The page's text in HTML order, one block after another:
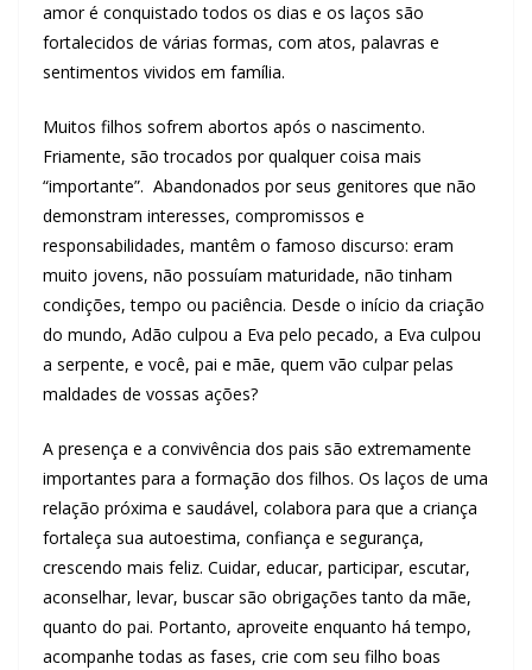
amor é conquistado todos os dias e os laços são
fortalecidos de várias formas, com atos, palavras e
sentimentos vividos em família.
Muitos filhos sofrem abortos após o nascimento.
Friamente, são trocados por qualquer coisa mais
“importante”. Abandonados por seus genitores que não
demonstram interesses, compromissos e
responsabilidades, mantêm o famoso discurso: eram
muito jovens, não possuíam maturidade, não tinham
condições, tempo ou paciência. Desde o início da criação
do mundo, Adão culpou a Eva pelo pecado, a Eva culpou
a serpente, e você, pai e mãe, quem vão culpar pelas
maldades de vossas ações?
A presença e a convivência dos pais são extremamente
importantes para a formação dos filhos. Os laços de uma
relação próxima e saudável, colabora para que a criança
fortaleça sua autoestima, confiança e segurança,
crescendo mais feliz. Cuidar, educar, participar, escutar,
aconselhar, levar, buscar são obrigações tanto da mãe,
quanto do pai. Portanto, aproveite enquanto há tempo,
acompanhe todas as fases, crie com seu filho boas